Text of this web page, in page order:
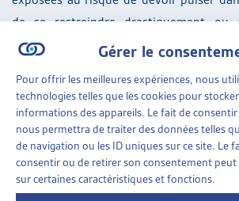
Gérer le
Pour offrir les meilleures expériences, nous
technologies telles que les cookies pour
informations des appareils. Le fait de consentir
nous permettra de traiter des données telles
de navigation ou les ID uniques sur ce site. Le
consentir ou de retirer son consentement
sur certaines caractéristiques et fonctions.
de se restreindre drastiquement ou
prestations sociales.
SUR LE MÊME THÈME…
DOSSIER DU MOIS
ENTRE VISIBLE ET INVISIBLE :
ÉCONOMIQUES À L’ÉCOLE ET EN
L’école d’aujourd’hui se veut inclusive
volontiers l’ambition d’accueillir la